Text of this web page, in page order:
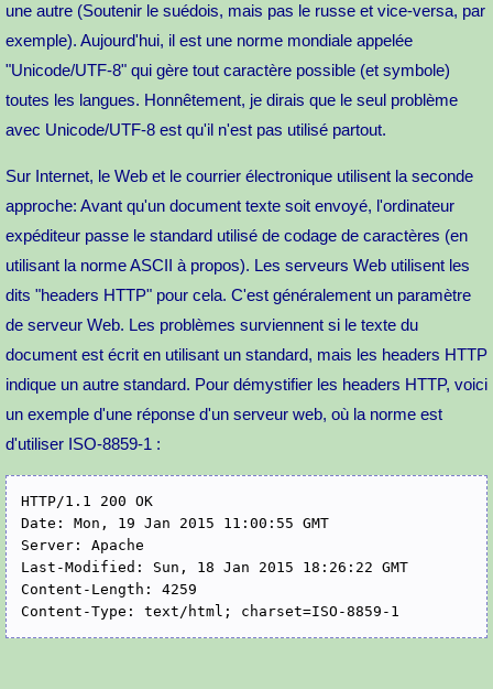
une autre (Soutenir le suédois, mais pas le russe et vice-versa, par
exemple). Aujourd'hui, il est une norme mondiale appelée
"Unicode/UTF-8" qui gère tout caractère possible (et symbole)
toutes les langues. Honnêtement, je dirais que le seul problème
avec Unicode/UTF-8 est qu'il n'est pas utilisé partout.
Sur Internet, le Web et le courrier électronique utilisent la seconde
approche: Avant qu'un document texte soit envoyé, l'ordinateur
expéditeur passe le standard utilisé de codage de caractères (en
utilisant la norme ASCII à propos). Les serveurs Web utilisent les
dits "headers HTTP" pour cela. C'est généralement un paramètre
de serveur Web. Les problèmes surviennent si le texte du
document est écrit en utilisant un standard, mais les headers HTTP
indique un autre standard. Pour démystifier les headers HTTP, voici
un exemple d'une réponse d'un serveur web, où la norme est
d'utiliser ISO-8859-1 :
HTTP/1.1 200 OK
Date: Mon, 19 Jan 2015 11:00:55 GMT
Server: Apache
Last-Modified: Sun, 18 Jan 2015 18:26:22 GMT
Content-Length: 4259